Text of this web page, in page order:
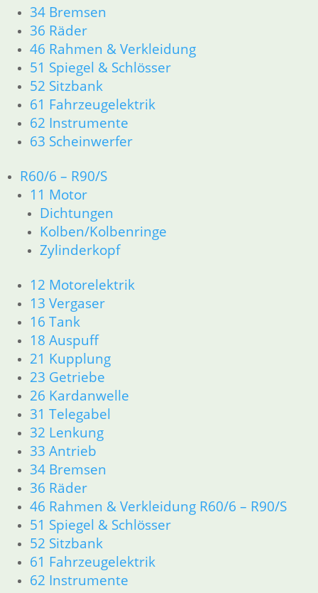
34 Bremsen
36 Räder
46 Rahmen & Verkleidung
51 Spiegel & Schlösser
52 Sitzbank
61 Fahrzeugelektrik
62 Instrumente
63 Scheinwerfer
R60/6 – R90/S
11 Motor
Dichtungen
Kolben/Kolbenringe
Zylinderkopf
12 Motorelektrik
13 Vergaser
16 Tank
18 Auspuff
21 Kupplung
23 Getriebe
26 Kardanwelle
31 Telegabel
32 Lenkung
33 Antrieb
34 Bremsen
36 Räder
46 Rahmen & Verkleidung R60/6 – R90/S
51 Spiegel & Schlösser
52 Sitzbank
61 Fahrzeugelektrik
62 Instrumente
109,75€
Artikelnummer: 1232664
inkl. MwSt.
zzgl.Versandkosten
In den Warenkorb
Schraube
3,90€
inkl. MwSt.
zzgl. Versandkosten
In den Warenkorb
Stellschraube
18,50€
Artikelnummer: 1230876
inkl. MwSt.
zzgl.Versandkosten
In den Warenkorb
1
2
→
Shop
Ersatzteile nach Modell
K-Modell
11 Motor
Dichtungen
32 Lenkung
33 Antrieb
34 Bremsen
46 Rahmen Verkleidung